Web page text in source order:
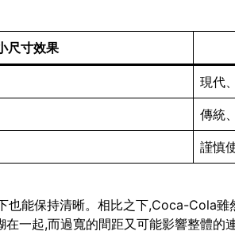
尺寸效果
現代
傳統
謹慎
能保持清晰。相比之下,Coca-Cola
一起,而過寬的間距又可能影響整體